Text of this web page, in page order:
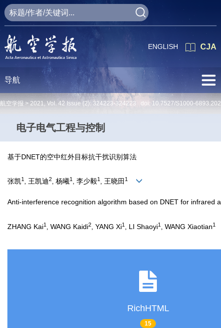
CJA
ENGLISH
导航
航空学报 > 2021, Vol. 42 Issue (2): 324223-324223 doi: 10.7527/S1000-
电子电气工程与控制
基于DNET的空中红外目标抗干扰识别算法
张凯1 , 王凯迪2, 杨曦1 , 李少毅1 , 王晓田 1
Anti-interference recognition algorithm based on DNET for infrared
ZHANG Kai1 , WANG Kaidi2 , YANG Xi1 , LI Shaoyi1 , WANG Xiaotian1
RichHTML
15